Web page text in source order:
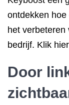
ontdekken
het
bedrijf. Klik
Door